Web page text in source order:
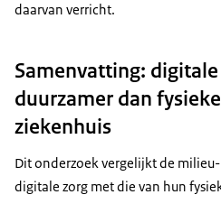
daarvan verricht.
Samenvatting:
duurzamer dan
ziekenhuis
Dit onderzoek vergelijkt de
digitale zorg met die van hun